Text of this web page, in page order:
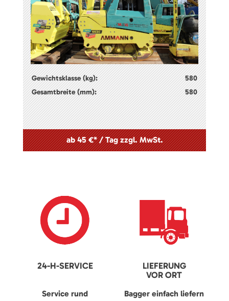
Gewichtsklasse (kg):
580
Gesamtbreite (mm):
580
ab 45 €* / Tag zzgl. MwSt.
24-H-SERVICE
Service rund
LIEFERUNG
VOR ORT
Bagger einfach liefern